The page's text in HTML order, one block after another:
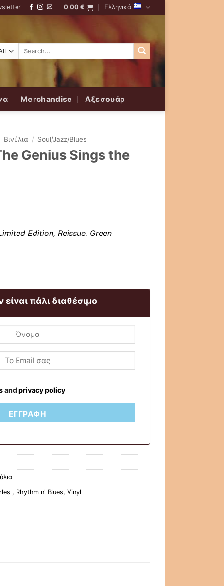
0.00€ Ελληνικά
Αναζήτηση
Merchandise Αξεσουάρ
Βινύλια / Soul/Jazz/Blues
Genius Sings the
Edition, Reissue, Green
είναι πάλι διαθέσιμο
andprivacy policy
ΕΓΓΡΑΦΉ
, Rhythm n' Blues, Vinyl